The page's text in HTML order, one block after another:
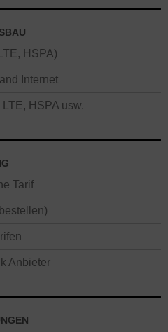
HSPA)
Internet
HSPA usw.
Tarif
Anbieter